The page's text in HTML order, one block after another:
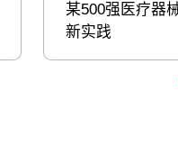
某500强医疗器
新实践